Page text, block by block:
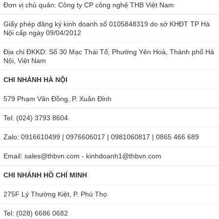
liệu khác nhau như các loại gỗ và các loại vật liệu như xi
trong các lĩnh vực: xây dựng, sản xuất giấy, làm gỗ,...
Laserliner 082.332A đo độ ẩm gỗ và vật liệu xây dựng
Đơn vị chủ quản: Công ty CP công nghệ THB Việt Nam
Giấy phép đăng ký kinh doanh số 0105848319 do sở KHĐT TP Hà
Nội cấp ngày 09/04/2012
Địa chỉ ĐKKD: Số 30 Mạc Thái Tổ, Phường Yên Hoà, Thành phố Hà
Nội, Việt Nam
CHI NHÁNH HÀ NỘI
579 Phạm Văn Đồng, P. Xuân Đỉnh
Tel: (024) 3793 8604
Zalo: 0916610499 | 0976606017 | 0981060817 | 0865 466 689
Email: sales@thbvn.com - kinhdoanh1@thbvn.com
CHI NHÁNH HỒ CHÍ MINH
275F Lý Thường Kiệt, P. Phú Thọ
Tel: (028) 6686 0682